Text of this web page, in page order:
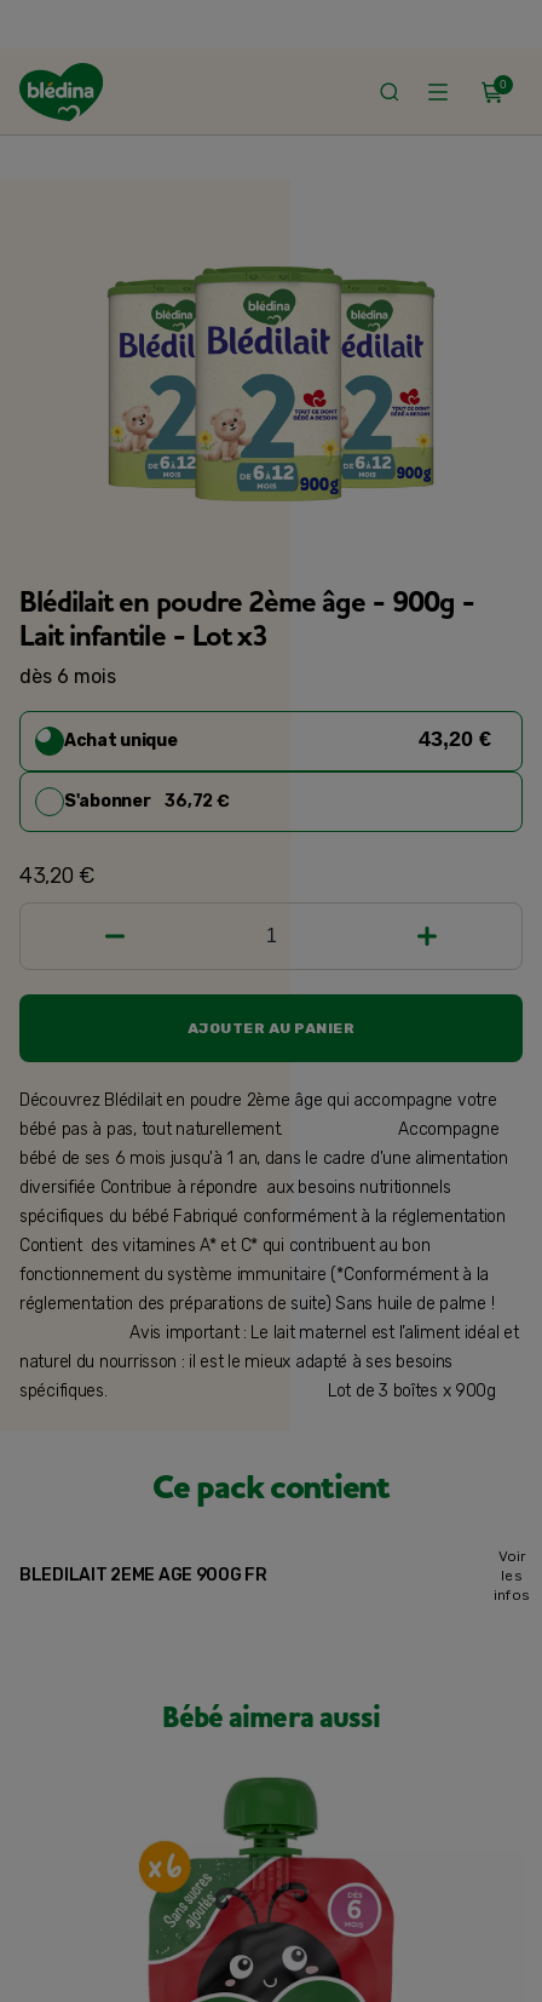
0
ACCUEIL
Blédilait en poudre 2ème âge - 900g -
Lait infantile - Lot x3
dès 6 mois
Achat unique 43,20 €
S'abonner 36,72 €
43,20 €
1
AJOUTER AU PANIER
Découvrez Blédilait en poudre 2ème âge qui accompagne votre
bébé pas à pas, tout naturellement. ⠀⠀⠀⠀⠀⠀⠀⠀⠀ Accompagne
bébé de ses 6 mois jusqu'à 1 an, dans le cadre d'une alimentation
diversifiée Contribue à répondre aux besoins nutritionnels
spécifiques du bébé Fabriqué conformément à la réglementation
Contient des vitamines A* et C* qui contribuent au bon
fonctionnement du système immunitaire (*Conformément à la
réglementation des préparations de suite) Sans huile de palme !
⠀⠀⠀⠀⠀⠀⠀⠀⠀ Avis important : Le lait maternel est l’aliment idéal et
naturel du nourrisson : il est le mieux adapté à ses besoins
spécifiques.⠀⠀ ⠀⠀⠀⠀⠀⠀⠀⠀⠀⠀⠀⠀⠀⠀⠀⠀ Lot de 3 boîtes x 900g
Ce pack contient
BLEDILAIT 2EME AGE 900G FR
Voir
les
infos
Bébé aimera aussi